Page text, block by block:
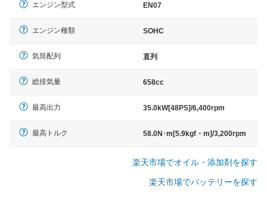
エンジン型式 EN07
エンジン種類 SOHC
気筒配列 直列
総排気量 658cc
最高出力 35.0kW[48PS]/6,400rpm
最高トルク 58.0N･m[5.9kgf・m]/3,200rpm
楽天市場でオイル・添加剤を探す
楽天市場でバッテリーを探す